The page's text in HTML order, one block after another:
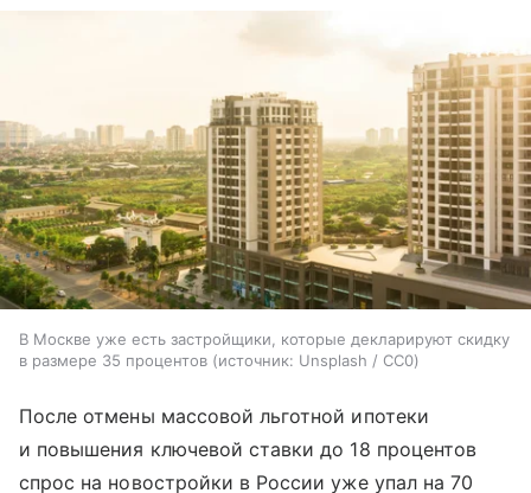
В Москве уже есть застройщики, которые декларируют скидку
в размере 35 процентов
источник: Unsplash / CC0
После отмены массовой льготной ипотеки
и повышения ключевой ставки до 18 процентов
спрос на новостройки в России уже упал на 70